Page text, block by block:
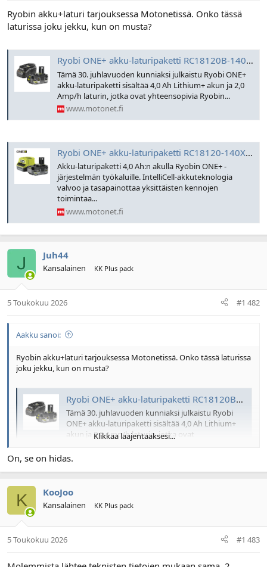
o
i
t
j
ä
ä
r
Ryobin akku+laturi tarjouksessa Motonetissä. Onko tässä
laturissa joku jekku, kun on musta?
Ryobi ONE+ akku-laturipaketti RC18120B-140X 4,0 Ah | Motonet Oy
Tämä 30. juhlavuoden kunniaksi julkaistu Ryobi ONE+
akku-laturipaketti sisältää 4,0 Ah Lithium+ akun ja 2,0
Amp/h laturin, jotka ovat yhteensopivia Ryobin...
www.motonet.fi
Ryobi ONE+ akku-laturipaketti RC18120-140X (4,0 Ah) | Motonet Oy
Akku-laturipaketti 4,0 Ah:n akulla Ryobin ONE+ -
järjestelmän työkaluille. IntelliCell-akkuteknologia
valvoo ja tasapainottaa yksittäisten kennojen
toimintaa...
www.motonet.fi
Juh44
Kansalainen KK Plus pack
5 Toukokuu 2026 #1 482
Aakku sanoi:
Ryobin akku+laturi tarjouksessa Motonetissä. Onko tässä laturissa
joku jekku, kun on musta?
Ryobi ONE+ akku-laturipaketti RC18120B-140X 4,0 Ah | Motonet Oy
Tämä 30. juhlavuoden kunniaksi julkaistu Ryobi
ONE+ akku-laturipaketti sisältää 4,0 Ah Lithium+
akun ja 2,0 Amp/h laturin, jotka ovat
Ryobi ONE+ akku-laturipaketti RC18120-140X (4,0 Ah) | Motonet Oy
Akku-laturipaketti 4,0 Ah:n akulla Ryobin ONE+ -
valvoo ja tasapainottaa yksittäisten kennojen
toimintaa...
Klikkaa laajentaaksesi...
On, se on hidas.
K KooJoo
Kansalainen KK Plus pack
5 Toukokuu 2026 #1 483